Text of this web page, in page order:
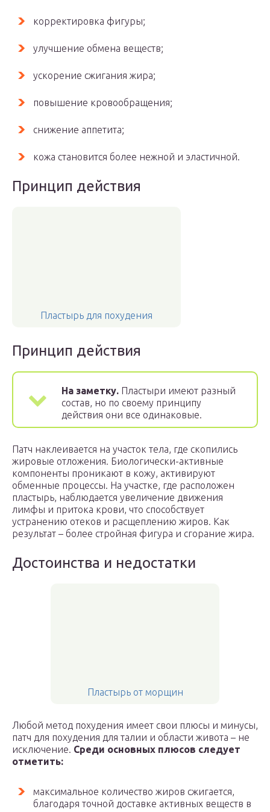
корректировка фигуры;
улучшение обмена веществ;
ускорение сжигания жира;
повышение кровообращения;
снижение аппетита;
кожа становится более нежной и эластичной.
Принцип действия
Пластырь для похудения
Принцип действия
На заметку. Пластыри имеют разный
состав, но по своему принципу
действия они все одинаковые.
Патч наклеивается на участок тела, где скопились
жировые отложения. Биологически-активные
компоненты проникают в кожу, активируют
обменные процессы. На участке, где расположен
пластырь, наблюдается увеличение движения
лимфы и притока крови, что способствует
устранению отеков и расщеплению жиров. Как
результат – более стройная фигура и сгорание жира.
Достоинства и недостатки
Пластырь от морщин
Любой метод похудения имеет свои плюсы и минусы,
патч для похудения для талии и области живота – не
исключение. Среди основных плюсов следует
отметить:
максимальное количество жиров сжигается,
благодаря точной доставке активных веществ в